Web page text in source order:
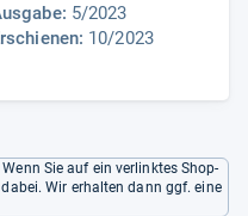
5/2023
10/2023
Sie auf ein verlinktes Shop-
Wir erhalten dann ggf. eine